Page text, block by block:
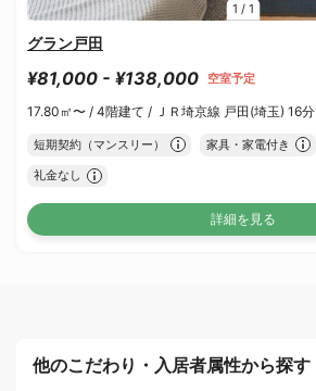
1 / 1
グラン戸田
¥81,000 - ¥138,000 空室予定
17.80㎡〜 / 4階建て / ＪＲ埼京線 戸田(埼玉) 16分
短期契約（マンスリー） 家具・家電付き
礼金なし
詳細を見る
他のこだわり・入居者属性から探す